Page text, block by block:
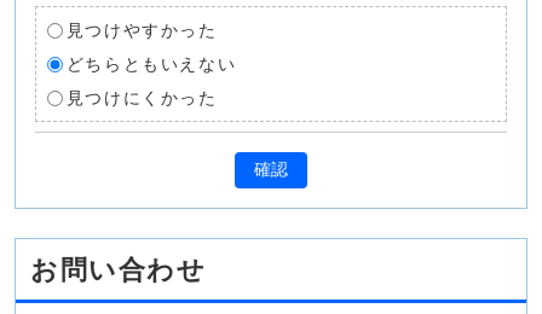
見つけやすかった
どちらともいえない
見つけにくかった
確認
お問い合わせ